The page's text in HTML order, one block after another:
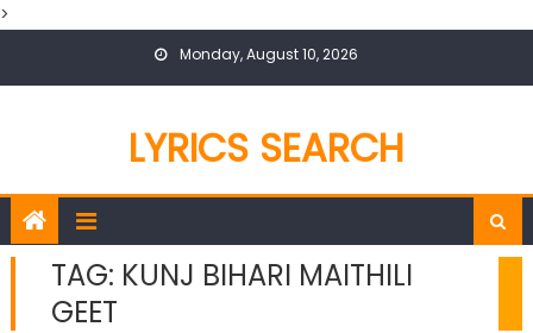
>
Monday, August 10, 2026
LYRICS SEARCH
TAG: KUNJ BIHARI MAITHILI
GEET